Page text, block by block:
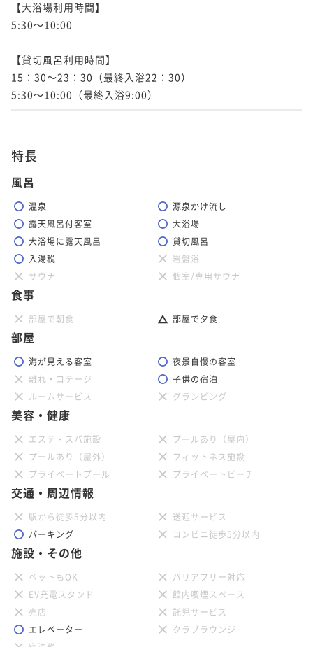
【大浴場利用時間】
5:30～10:00
【貸切風呂利用時間】
15：30～23：30（最終入浴22：30）
5:30～10:00（最終入浴9:00）
特長
風呂
温泉
源泉かけ流し
露天風呂付客室
大浴場
大浴場に露天風呂
貸切風呂
入湯税
岩盤浴
サウナ
個室/専用サウナ
食事
部屋で朝食 部屋で夕食
部屋
海が見える客室
夜景自慢の客室
離れ・コテージ
子供の宿泊
ルームサービス
グランピング
美容・健康
エステ・スパ施設
プールあり（屋内）
プールあり（屋外）
フィットネス施設
プライベートプール
プライベートビーチ
交通・周辺情報
駅から徒歩5分以内
送迎サービス
パーキング
コンビニ徒歩5分以内
施設・その他
ペットもOK
バリアフリー対応
EV充電スタンド
館内喫煙スペース
売店
託児サービス
エレベーター
クラブラウンジ